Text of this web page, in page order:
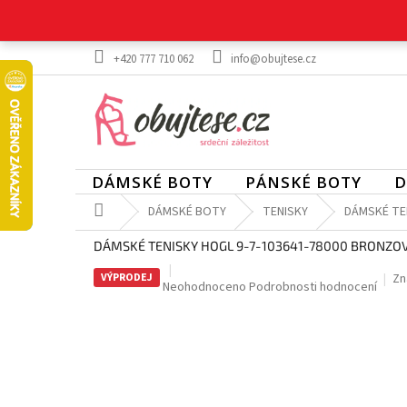
obsah
+420 777 710 062 info@obujtese.cz
DÁMSKÉ BOTY PÁNSKÉ BOTY
Domů DÁMSKÉ BOTY TENISKY DÁMSKÉ
DÁMSKÉ TENISKY HOGL 9-7-103641-78000
VÝPRODEJ
Průměrné
Neohodnoceno Podrobnosti hodnocení